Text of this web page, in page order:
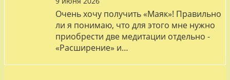
Очень хочу получить «Маяк»! Правильно
ли я понимаю, что для этого мне нужно
приобрести две медитации отдельно -
«Расширение» и…